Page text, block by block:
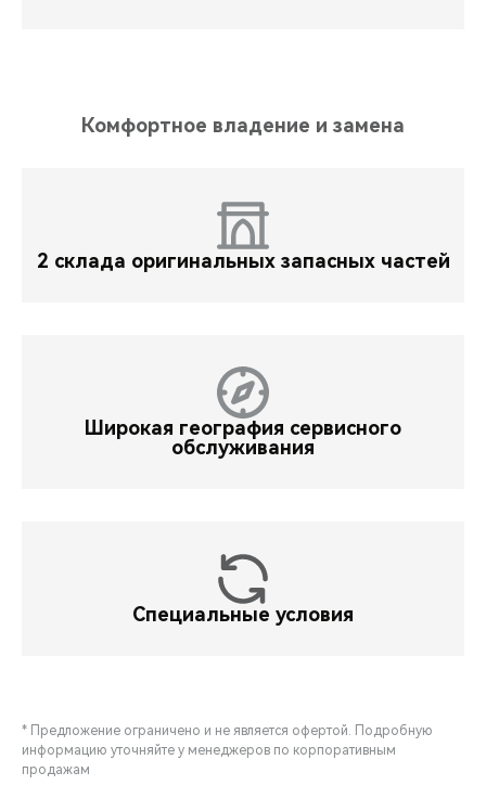
Комфортное владение и замена
2 склада оригинальных запасных частей
Широкая география сервисного
обслуживания
Специальные условия
* Предложение ограничено и не является офертой. Подробную
информацию уточняйте у менеджеров по корпоративным
продажам